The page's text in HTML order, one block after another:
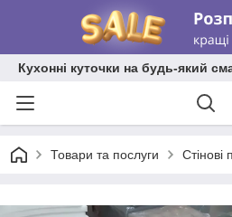
Кухонні куточки на будь-який
Товари та послуги Стінові